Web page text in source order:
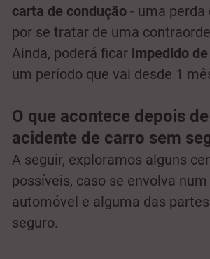
carta de condução - uma perda
por se tratar de uma
Ainda, poderá ficar impedido
um período que vai desde 1
O que acontece depois
acidente de carro sem
A seguir, exploramos alguns
possíveis, caso se envolva
automóvel e alguma das
seguro.